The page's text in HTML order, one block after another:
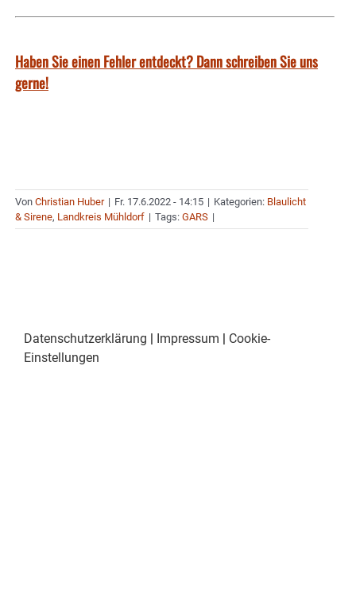
Haben Sie einen Fehler entdeckt? Dann schreiben Sie uns
gerne!
Von Christian Huber | Fr. 17.6.2022 - 14:15 | Kategorien: Blaulicht
& Sirene, Landkreis Mühldorf | Tags: GARS |
Datenschutzerklärung Impressum
Cookie-
Einstellungen